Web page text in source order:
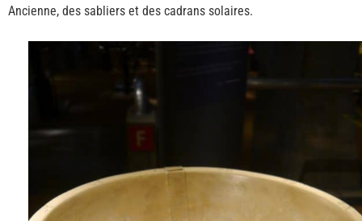
Ancienne, des sabliers et des cadrans solaires.